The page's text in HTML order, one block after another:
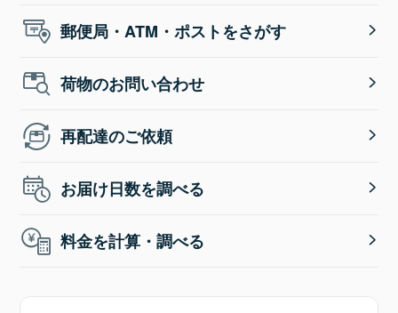
郵便局・ATM・ポストをさがす
荷物のお問い合わせ
再配達のご依頼
お届け日数を調べる
料金を計算・調べる